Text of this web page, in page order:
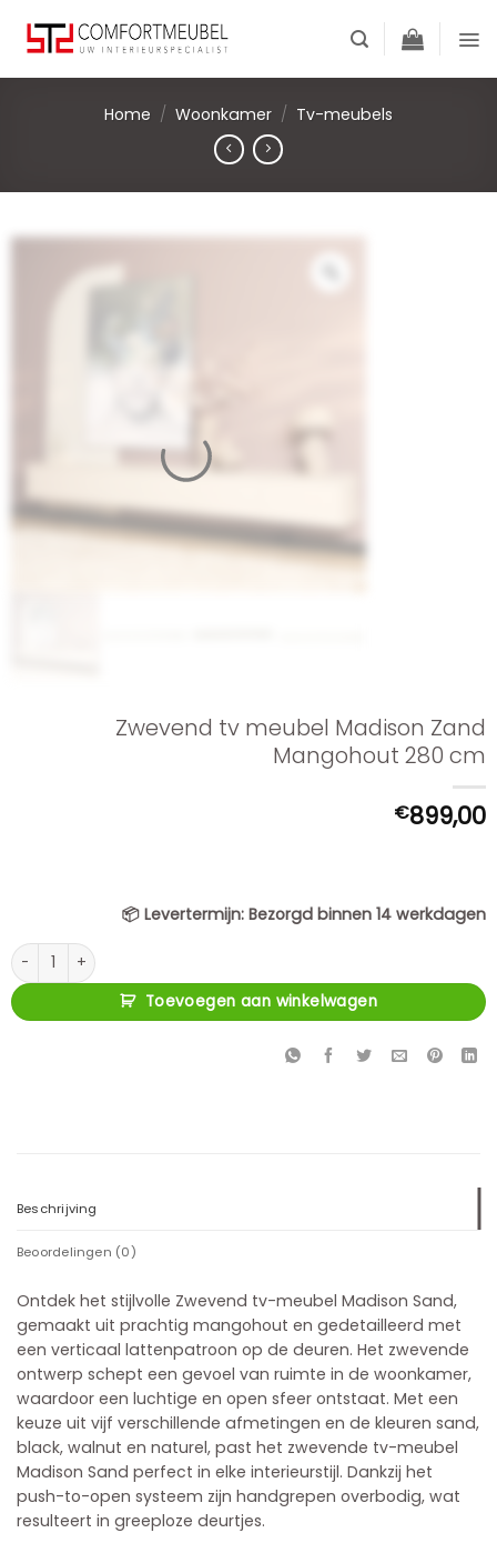
content
Home / Woonkamer / Tv-meubels
Zwevend tv meubel Madison Zand
Mangohout 280 cm
€899,00
📦 Levertermijn: Bezorgd binnen 14 werkdagen
Zwevend tv meubel Madison Zand Mangohout 280 cm aantal
Toevoegen aan winkelwagen
Beschrijving
Beoordelingen (0)
Ontdek het stijlvolle Zwevend tv-meubel Madison Sand,
gemaakt uit prachtig mangohout en gedetailleerd met
een verticaal lattenpatroon op de deuren. Het zwevende
ontwerp schept een gevoel van ruimte in de woonkamer,
waardoor een luchtige en open sfeer ontstaat. Met een
keuze uit vijf verschillende afmetingen en de kleuren sand,
black, walnut en naturel, past het zwevende tv-meubel
Madison Sand perfect in elke interieurstijl. Dankzij het
push-to-open systeem zijn handgrepen overbodig, wat
resulteert in greeploze deurtjes.